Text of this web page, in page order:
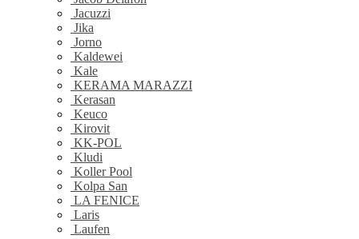
Jacuzzi
Jika
Jorno
Kaldewei
Kale
KERAMA MARAZZI
Kerasan
Keuco
Kirovit
KK-POL
Kludi
Koller Pool
Kolpa San
LA FENICE
Laris
Laufen